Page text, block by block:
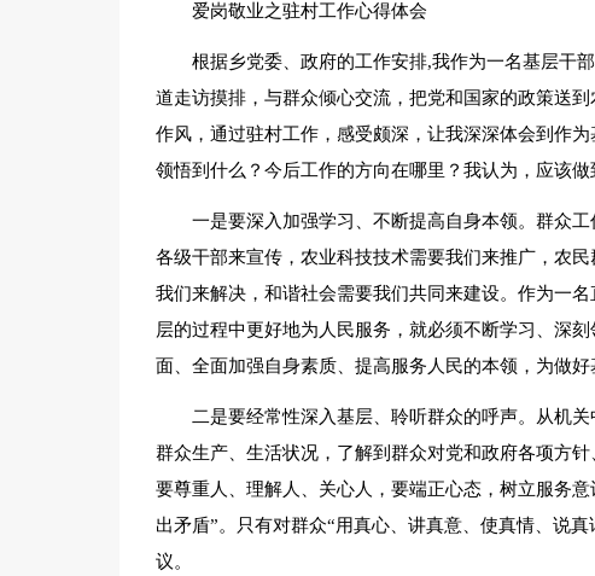
爱岗敬业之驻村工作心得体会
根据乡党委、政府的工作安排,我作为一名基层干
道走访摸排，与群众倾心交流，把党和国家的政策送
作风，通过驻村工作，感受颇深，让我深深体会到作
领悟到什么？今后工作的方向在哪里？我认为，应该做
一是要深入加强学习、不断提高自身本领。群众
各级干部来宣传，农业科技技术需要我们来推广，农
我们来解决，和谐社会需要我们共同来建设。作为一
层的过程中更好地为人民服务，就必须不断学习、深
面、全面加强自身素质、提高服务人民的本领，为做
二是要经常性深入基层、聆听群众的呼声。从机
群众生产、生活状况，了解到群众对党和政府各项方
要尊重人、理解人、关心人，要端正心态，树立服务
出矛盾”。只有对群众“用真心、讲真意、使真情、说
议。